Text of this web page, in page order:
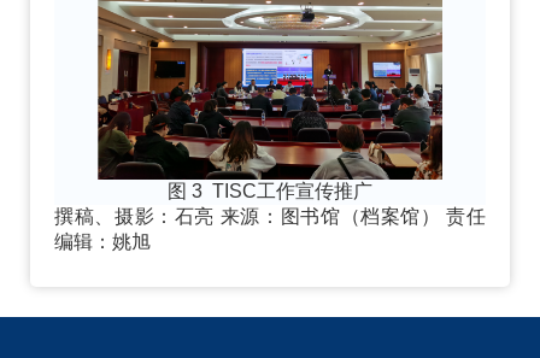
图 3 TISC工作宣传推广
撰稿、摄影：石亮 来源：图书馆（档案馆） 责任
编辑：姚旭